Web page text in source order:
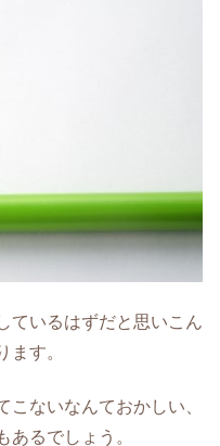
ているはずだと思いこん
ます。
ないなんておかしい、
あるでしょう。